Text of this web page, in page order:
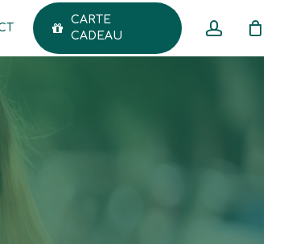
CARTE
CADEAU
CLOSE
Menu